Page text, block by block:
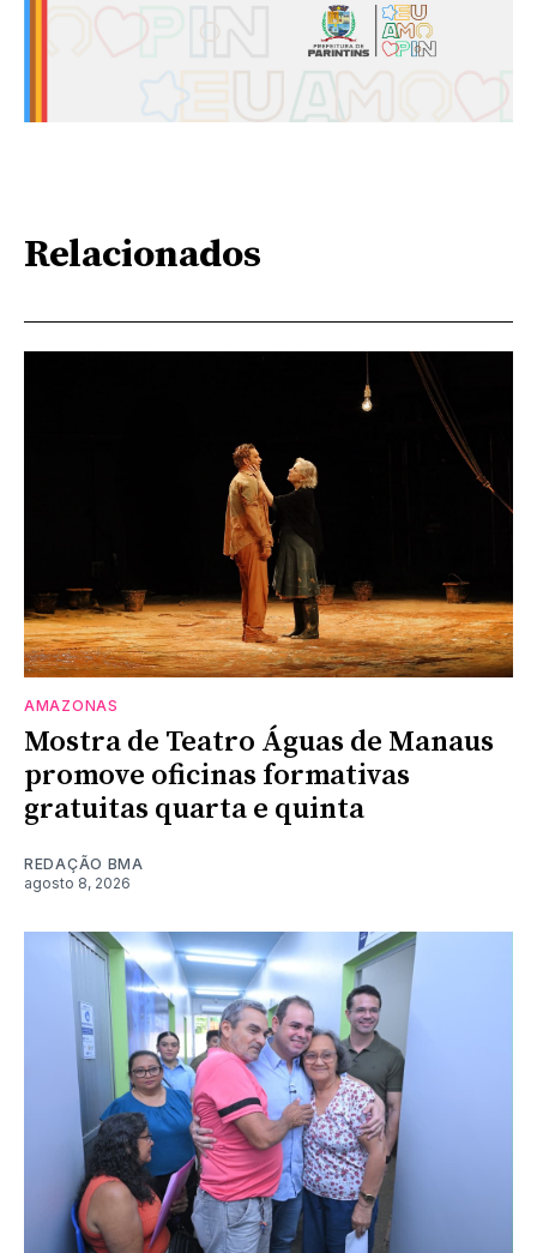
Relacionados
AMAZONAS
Mostra de Teatro Águas de Manaus
promove oficinas formativas
gratuitas quarta e quinta
REDAÇÃO BMA
agosto 8, 2026